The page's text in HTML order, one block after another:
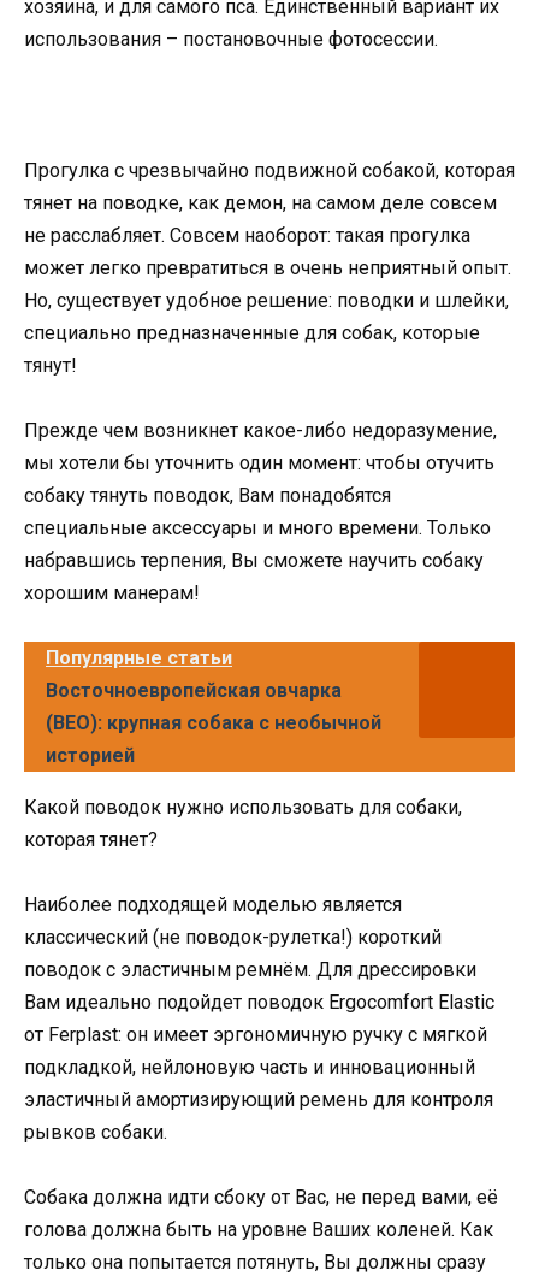
хозяина, и для самого пса. Единственный вариант их
использования – постановочные фотосессии.
Прогулка с чрезвычайно подвижной собакой, которая
тянет на поводке, как демон, на самом деле совсем
не расслабляет. Совсем наоборот: такая прогулка
может легко превратиться в очень неприятный опыт.
Но, существует удобное решение: поводки и шлейки,
специально предназначенные для собак, которые
тянут!
Прежде чем возникнет какое-либо недоразумение,
мы хотели бы уточнить один момент: чтобы отучить
собаку тянуть поводок, Вам понадобятся
специальные аксессуары и много времени. Только
набравшись терпения, Вы сможете научить собаку
хорошим манерам!
Популярные статьи
Восточноевропейская овчарка
(ВЕО): крупная собака с необычной
историей
Какой поводок нужно использовать для собаки,
которая тянет?
Наиболее подходящей моделью является
классический (не поводок-рулетка!) короткий
поводок с эластичным ремнём. Для дрессировки
Вам идеально подойдет поводок Ergocomfort Elastic
от Ferplast: он имеет эргономичную ручку с мягкой
подкладкой, нейлоновую часть и инновационный
эластичный амортизирующий ремень для контроля
рывков собаки.
Собака должна идти сбоку от Вас, не перед вами, её
голова должна быть на уровне Ваших коленей. Как
только она попытается потянуть, Вы должны сразу